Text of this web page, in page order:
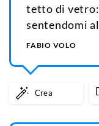
tetto di vetro:
sentendomi
FABIO VOLO
Crea